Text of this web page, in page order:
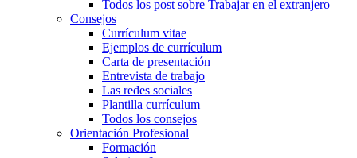
Todos los post sobre Trabajar en el extranjero
Consejos
Currículum vitae
Ejemplos de currículum
Carta de presentación
Entrevista de trabajo
Las redes sociales
Plantilla currículum
Todos los consejos
Orientación Profesional
Formación